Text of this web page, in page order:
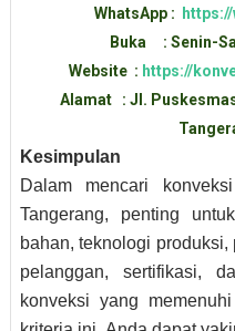
WhatsApp :
Buka : Senin-
Website : https://
Alamat : Jl.
Kesimpulan
Dalam mencari
Tangerang, penting
bahan, teknologi
pelanggan, sertifikasi,
konveksi yang